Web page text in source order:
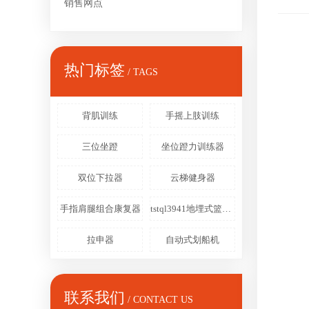
销售网点
热门标签 / TAGS
背肌训练 手摇上肢训练
三位坐蹬 坐位蹬力训练器
双位下拉器 云梯健身器
手指肩腿组合康复器 tstql3941地埋式篮球架
拉申器 自动式划船机
联系我们 / CONTACT US